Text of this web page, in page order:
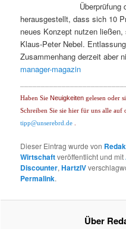
Überprüfung
herausgestellt, dass sich 10
neues Konzept nutzen
Klaus-Peter Nebel.
Zusammenhang derzeit
manager-magazin
Haben Sie Neuigkeiten gelesen oder
Schreiben Sie sie hier für uns alle
tipp@unserebrd.de
Dieser Eintrag wurde von
Wirtschaftveröffentlicht und mit
Discounter,HartzIV
Permalink.
Über